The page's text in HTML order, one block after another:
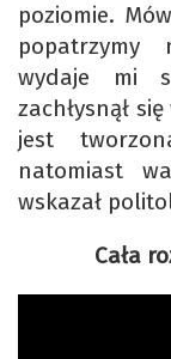
poziomie.
popatrzymy
wydaje mi
zachłysnął
jest
natomiast
wskazał
Cała